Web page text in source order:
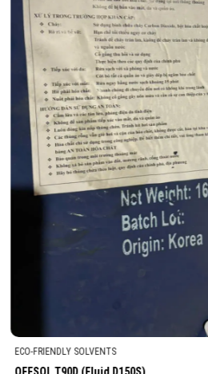
ECO-FRIENDLY SOLVENTS